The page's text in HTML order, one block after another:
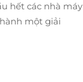
hết các nhà máy
một giải